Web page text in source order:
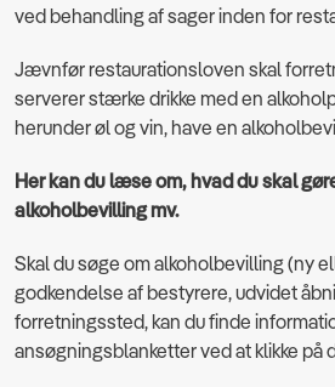
ved behandling af sager inden for
Jævnfør restaurationsloven skal
serverer stærke drikke med en
herunder øl og vin, have en
Her kan du læse om, hvad du skal
alkoholbevilling mv.
Skal du søge om alkoholbevilling (ny
godkendelse af bestyrere, udvidet
forretningssted, kan du finde
ansøgningsblanketter ved at klikke på